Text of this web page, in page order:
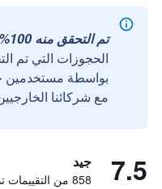
تم التحقق منه 100%
الحجوزات التي تم
مع شركائنا
7.5 جيد
858 من التقييمات تم التحقق منها